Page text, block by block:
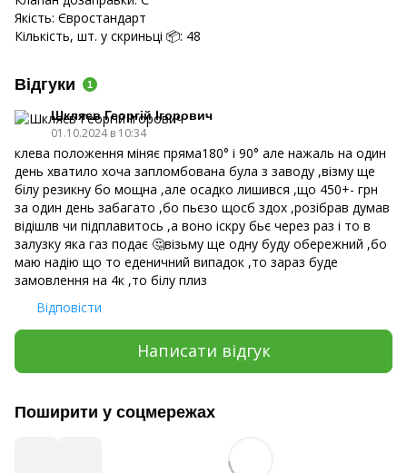
Якість: Євростандарт
Кількість, шт. у скриньці 📦: 48
Відгуки 1
Шкляєв Георгій Ігорович
01.10.2024 в 10:34
клева положення міняє пряма180° і 90° але нажаль на один
день хватило хоча запломбована була з заводу ,візму ще
білу резикну бо мощна ,але осадко лишився ,що 450+- грн
за один день забагато ,бо пьєзо щосб здох ,розібрав думав
відішлв чи підплавитось ,а воно іскру бьє через раз і то в
залузку яка газ подає 🤔візьму ще одну буду обережний ,бо
маю надію що то еденичний випадок ,то зараз буде
замовлення на 4к ,то білу плиз
Відповісти
Написати відгук
Поширити у соцмережах